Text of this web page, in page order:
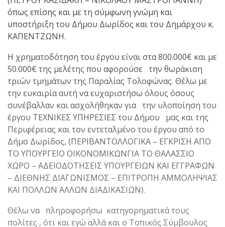
όπως επίσης και με τη σύμφωνη γνώμη και
υποστήριξη του Δήμου Δωρίδος και του Δημάρχου κ.
ΚΑΠΕΝΤΖΩΝΗ.
Η χρηματοδότηση του έργου είναι στα 800.000€ και με
50.000€ της μελέτης που αφορούσε την θωράκιση
τριών τμημάτων της Παραλίας Τολοφώνας. Θέλω με
την ευκαιρία αυτή να ευχαριστήσω όλους όσους
συνέβαλλαν και ασχολήθηκαν για την υλοποίηση του
έργου ΤΕΧΝΙΚΕΣ ΥΠΗΡΕΣΙΕΣ του Δήμου μας και της
Περιφέρειας και τον εντεταλμένο του έργου από το
Δήμο Δωρίδος, (ΠΕΡΙΒΑΝΤΟΛΛΟΓΙΚΑ – ΕΓΚΡΙΣΗ ΑΠΟ
ΤΟ ΥΠΟΥΡΓΕΙΟ ΟΙΚΟΝΟΜΙΚΩΝΓΙΑ ΤΟ ΘΑΛΑΣΣΙΟ
ΧΩΡΟ – ΑΔΕΙΟΔΟΤΗΣΕΙΣ ΥΠΟΥΡΓΕΙΩΝ ΚΑΙ ΕΓΓΡΑΦΩΝ
– ΔΙΕΘΝΗΣ ΔΙΑΓΩΝΙΣΜΟΣ – ΕΠΙΤΡΟΠΗ ΑΜΜΟΛΗΨΙΑΣ
ΚΑΙ ΠΟΛΛΩΝ ΑΛΛΩΝ ΔΙΑΔΙΚΑΣΙΩΝ).
Θέλω να πληροφορήσω κατηγορηματικά τους
πολίτες , ότι και εγώ αλλά και ο Τοπικός Σύμβουλος